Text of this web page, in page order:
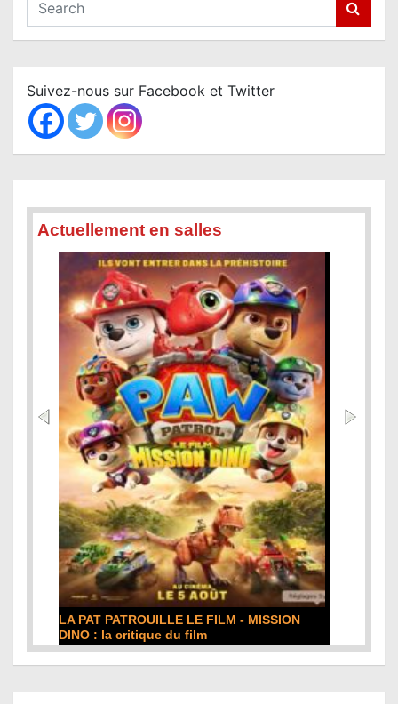
a
c
h
Suivez-nous sur Facebook et Twitter
Actuellement en salles
DE LA COMÉDIE-FRANÇAISE : la critique du
film